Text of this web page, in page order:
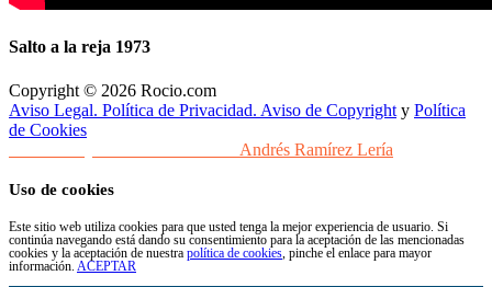
Salto a la reja 1973
Copyright © 2026 Rocio.com
Aviso Legal. Política de Privacidad. Aviso de Copyright y Política
de Cookies
Andrés Ramírez Lería
Uso de cookies
Este sitio web utiliza cookies para que usted tenga la mejor experiencia de usuario. Si
continúa navegando está dando su consentimiento para la aceptación de las mencionadas
cookies y la aceptación de nuestra política de cookies , pinche el enlace para mayor
información. ACEPTAR